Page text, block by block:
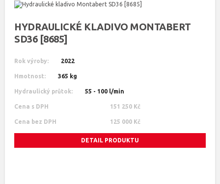
HYDRAULICKÉ KLADIVO MONTABERT
SD36 [8685]
Rok výroby: 2022
Hmotnost: 365 kg
Hydraulický průtok: 55 - 100 l/min
Cena s DPH 151 250 Kč
Cena bez DPH 125 000 Kč
DETAIL PRODUKTU